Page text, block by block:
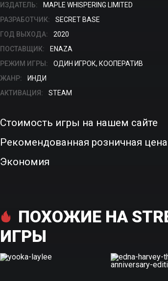
ИЗДАТЕЛЬ:
MAPLE WHISPERING LIMITED
РАЗРАБОТЧИК:
SECRET BASE
ГОД ВЫХОДА:
2020
ПОСТАВЩИК:
ENAZA
РЕЖИМ ИГРЫ:
ОДИН ИГРОК, КООПЕРАТИВ
ЖАНР:
ИНДИ
АКТИВАЦИЯ:
STEAM
Стоимость игры на нашем сайте
Рекомендованная розничная цена
Экономия
ПОХОЖИЕ НА
ИГРЫ